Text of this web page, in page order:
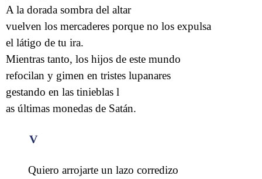
A la dorada sombra del altar
vuelven los mercaderes porque no los expulsa
el látigo de tu ira.
Mientras tanto, los hijos de este mundo
refocilan y gimen en tristes lupanares
gestando en las tinieblas l
as últimas monedas de Satán.
V
Quiero arrojarte un lazo corredizo